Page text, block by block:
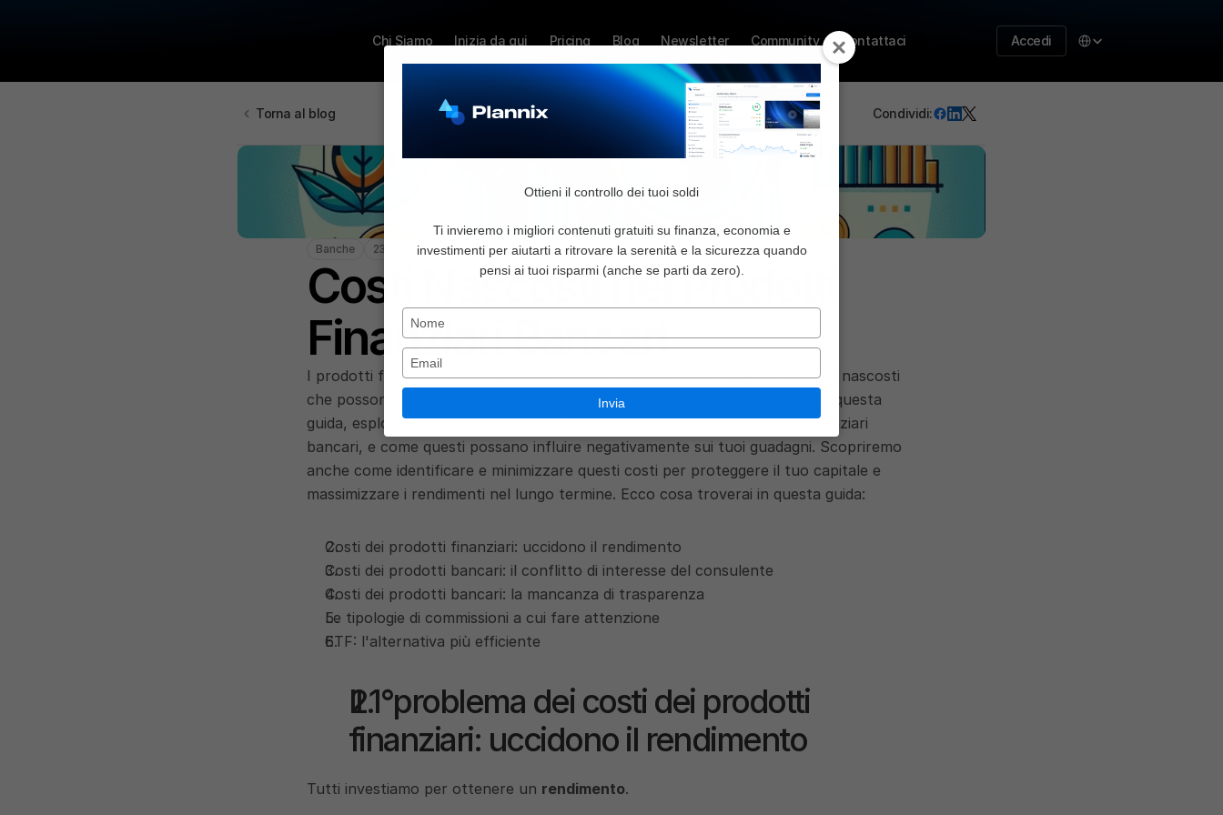
Ottieni il controllo dei tuoi soldi
Ti invieremo i migliori contenuti gratuiti su finanza, economia e
investimenti per aiutarti a ritrovare la serenità e la sicurezza quando
pensi ai tuoi risparmi (anche se parti da zero).
il
l'email
Invia
Chi Siamo Inizia da qui Pricing Blog Newsletter Community Contattaci Accedi
Select Language
START NOW
the next level with
our features
Torna al blog Condividi:
Banche 23 mag 2024
Costi Nascosti nei Prodotti
Finanziari Bancari
I prodotti finanziari offerti dalle banche sono spesso accompagnati da costi nascosti
che possono ridurre significativamente i rendimenti dei tuoi investimenti. In questa
guida, esploreremo i vari tipi di commissioni e costi associati ai prodotti finanziari
bancari, e come questi possano influire negativamente sui tuoi guadagni. Scopriremo
anche come identificare e minimizzare questi costi per proteggere il tuo capitale e
massimizzare i rendimenti nel lungo termine. Ecco cosa troverai in questa guida:
Costi dei prodotti finanziari: uccidono il rendimento
Costi dei prodotti bancari: il conflitto di interesse del consulente
Costi dei prodotti bancari: la mancanza di trasparenza
Le tipologie di commissioni a cui fare attenzione
ETF: l'alternativa più efficiente
Il 1°problema dei costi dei prodotti
finanziari: uccidono il rendimento
Tutti investiamo per ottenere un rendimento.